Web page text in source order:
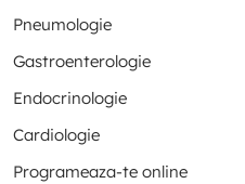
Pneumologie
Gastroenterologie
Endocrinologie
Cardiologie
Programeaza-te online